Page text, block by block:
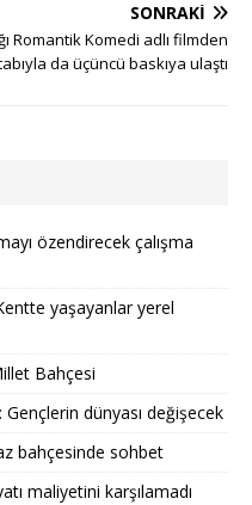
SONRAKI
Romantik Komedi adlı filmden
da üçüncü baskıya ulaştı
özendirecek çalışma
yaşayanlar yerel
Bahçesi
Gençlerin dünyası değişecek
bahçesinde sohbet
maliyetini karşılamadı